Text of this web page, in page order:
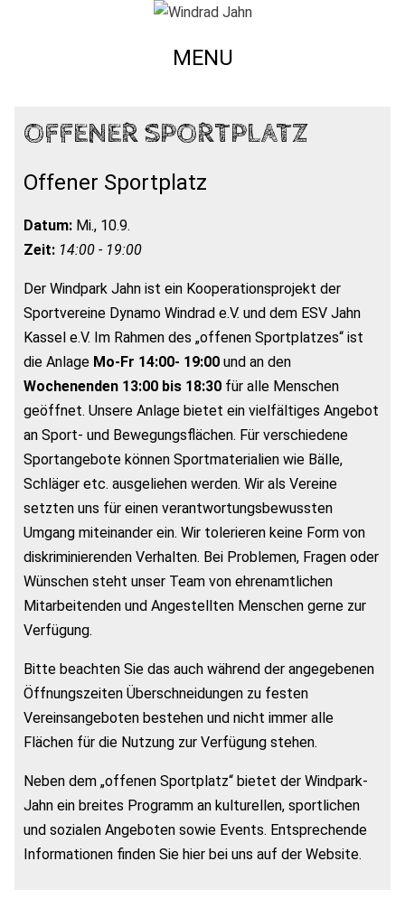
MENU
OFFENER SPORTPLATZ
Offener Sportplatz
Datum: Mi., 10.9.
Zeit: 14:00 - 19:00
Der Windpark Jahn ist ein Kooperationsprojekt der
Sportvereine Dynamo Windrad e.V. und dem ESV Jahn
Kassel e.V. Im Rahmen des „offenen Sportplatzes“ ist
die Anlage Mo-Fr 14:00- 19:00 und an den
Wochenenden 13:00 bis 18:30 für alle Menschen
geöffnet. Unsere Anlage bietet ein vielfältiges Angebot
an Sport- und Bewegungsflächen. Für verschiedene
Sportangebote können Sportmaterialien wie Bälle,
Schläger etc. ausgeliehen werden. Wir als Vereine
setzten uns für einen verantwortungsbewussten
Umgang miteinander ein. Wir tolerieren keine Form von
diskriminierenden Verhalten. Bei Problemen, Fragen oder
Wünschen steht unser Team von ehrenamtlichen
Mitarbeitenden und Angestellten Menschen gerne zur
Verfügung.
Bitte beachten Sie das auch während der angegebenen
Öffnungszeiten Überschneidungen zu festen
Vereinsangeboten bestehen und nicht immer alle
Flächen für die Nutzung zur Verfügung stehen.
Neben dem „offenen Sportplatz“ bietet der Windpark-
Jahn ein breites Programm an kulturellen, sportlichen
und sozialen Angeboten sowie Events. Entsprechende
Informationen finden Sie hier bei uns auf der Website.